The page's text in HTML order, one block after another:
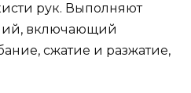
рук. Выполняют
включающий
сжатие и разжатие,